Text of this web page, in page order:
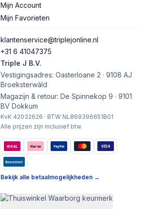
Mijn Account
Mijn Favorieten
klantenservice@triplejonline.nl
+31 6 41047375
Triple J B.V.
Vestigingsadres: Oasterloane 2 · 9108 AJ
Broeksterwâld
Magazijn & retour: De Spinnekop 9 · 9101
BV Dokkum
KvK 42032626 · BTW NL869396651B01
Alle prijzen zijn inclusief btw.
iDEAL Klarna PayPal VISA
Bancontact
Bekijk alle betaalmogelijkheden →